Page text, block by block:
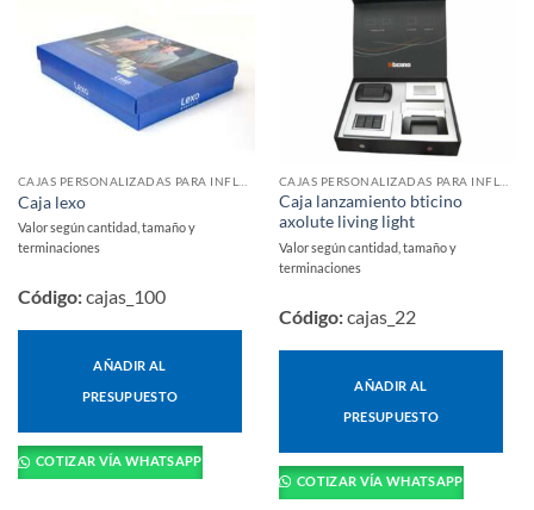
CAJAS PERSONALIZADAS PARA INFLUENCERS Y LANZAMIENTOS
Caja lexo
Valor según cantidad, tamaño y
terminaciones
Código:cajas_100
AÑADIR AL
PRESUPUESTO
COTIZAR VÍA WHATSAPP
CAJAS PERSONALIZADAS PARA INFLUENCERS Y LANZAMIENTOS
Caja lanzamiento bticino
axolute living light
Valor según cantidad, tamaño y
terminaciones
Código:cajas_22
AÑADIR AL
PRESUPUESTO
COTIZAR VÍA WHATSAPP